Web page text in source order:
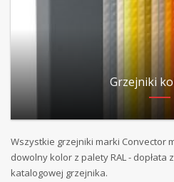
Grzejniki
Wszystkie grzejniki marki Convector
dowolny kolor z palety RAL - dopłata
katalogowej grzejnika.